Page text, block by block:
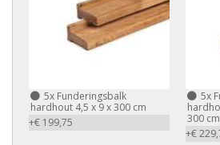
5x Funderingsbalk
hardhout 4,5 x 9 x 300 cm
+€ 199,75
5x
300 cm
+€